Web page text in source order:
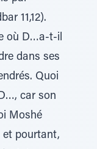
11,12).
où D…a-t-il
dans ses
Quoi
car son
Moshé
et pourtant,